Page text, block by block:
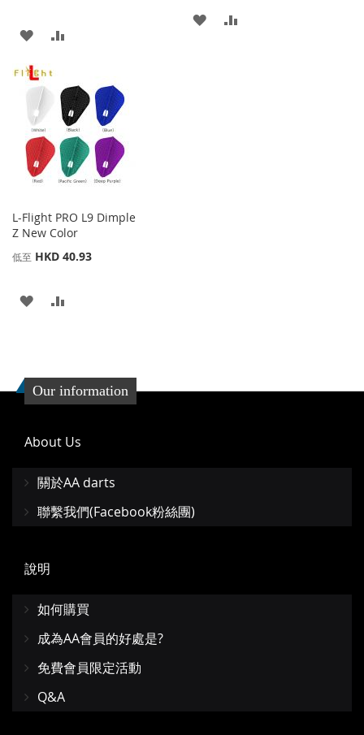
添
加
到
收
藏
夾
並
比
較
添
L-Flight PRO L9 Dimple
Z New Color
低至 HKD 40.93
添
收
夾
比
Our information
About Us
關於AA darts
聯繫我們(Facebook粉絲團)
說明
如何購買
成為AA會員的好處是?
免費會員限定活動
Q&A